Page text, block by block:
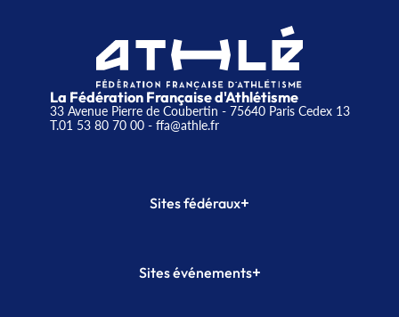
La Fédération Française d'Athlétisme
33 Avenue Pierre de Coubertin - 75640 Paris Cedex 13
T.01 53 80 70 00- ffa@athle.fr
Sites fédéraux+
Plateforme Formation
Sites événements+